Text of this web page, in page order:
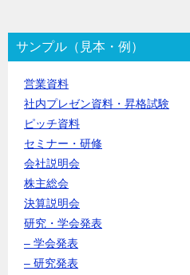
ゲ
ー
シ
サンプル（見本・例）
営業資料
社内プレゼン資料・昇格試験
ピッチ資料
セミナー・研修
会社説明会
株主総会
決算説明会
研究・学会発表
– 学会発表
– 研究発表